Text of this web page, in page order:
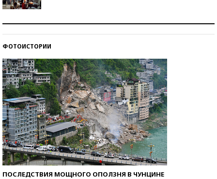
ФОТОИСТОРИИ
ПОСЛЕДСТВИЯ МОЩНОГО ОПОЛЗНЯ В ЧУНЦИНЕ